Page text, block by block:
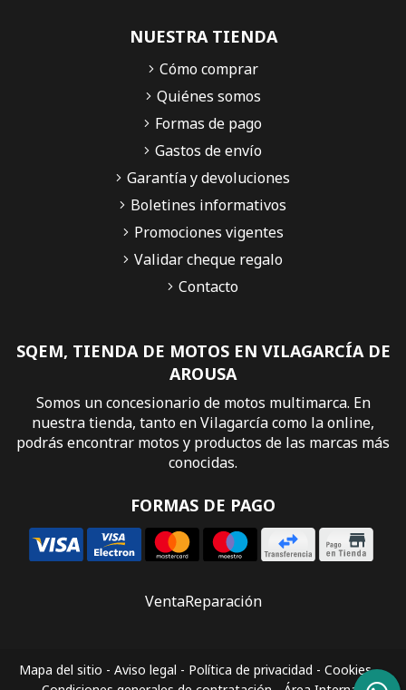
SQEM, TIENDA DE MOTOS EN VILAGARCÍA DE
AROUSA
Somos un concesionario de motos multimarca. En
nuestra tienda, tanto en Vilagarcía como la online,
podrás encontrar motos y productos de las marcas más
conocidas.
FORMAS DE PAGO
NUESTRA TIENDA
Cómo comprar
Quiénes somos
Formas de pago
Gastos de envío
Garantía y devoluciones
Boletines informativos
Promociones vigentes
Validar cheque regalo
Contacto
VentaReparación
Mapa del sitio - Aviso legal - Política de privacidad - Cookies-